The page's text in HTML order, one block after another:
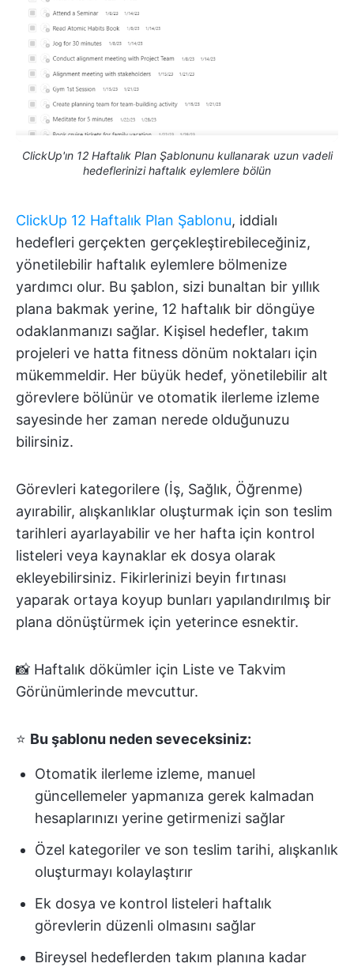
ClickUp'ın 12 Haftalık Plan Şablonunu kullanarak uzun vadeli
hedeflerinizi haftalık eylemlere bölün
ClickUp 12 Haftalık Plan Şablonu, iddialı
hedefleri gerçekten gerçekleştirebileceğiniz,
yönetilebilir haftalık eylemlere bölmenize
yardımcı olur. Bu şablon, sizi bunaltan bir yıllık
plana bakmak yerine, 12 haftalık bir döngüye
odaklanmanızı sağlar. Kişisel hedefler, takım
projeleri ve hatta fitness dönüm noktaları için
mükemmeldir. Her büyük hedef, yönetilebilir alt
görevlere bölünür ve otomatik ilerleme izleme
sayesinde her zaman nerede olduğunuzu
bilirsiniz.
Görevleri kategorilere (İş, Sağlık, Öğrenme)
ayırabilir, alışkanlıklar oluşturmak için son teslim
tarihleri ayarlayabilir ve her hafta için kontrol
listeleri veya kaynaklar ek dosya olarak
ekleyebilirsiniz. Fikirlerinizi beyin fırtınası
yaparak ortaya koyup bunları yapılandırılmış bir
plana dönüştürmek için yeterince esnektir.
📸 Haftalık dökümler için Liste ve Takvim
Görünümlerinde mevcuttur.
⭐ Bu şablonu neden seveceksiniz:
Otomatik ilerleme izleme, manuel
güncellemeler yapmanıza gerek kalmadan
hesaplarınızı yerine getirmenizi sağlar
Özel kategoriler ve son teslim tarihi, alışkanlık
oluşturmayı kolaylaştırır
Ek dosya ve kontrol listeleri haftalık
görevlerin düzenli olmasını sağlar
Bireysel hedeflerden takım planına kadar